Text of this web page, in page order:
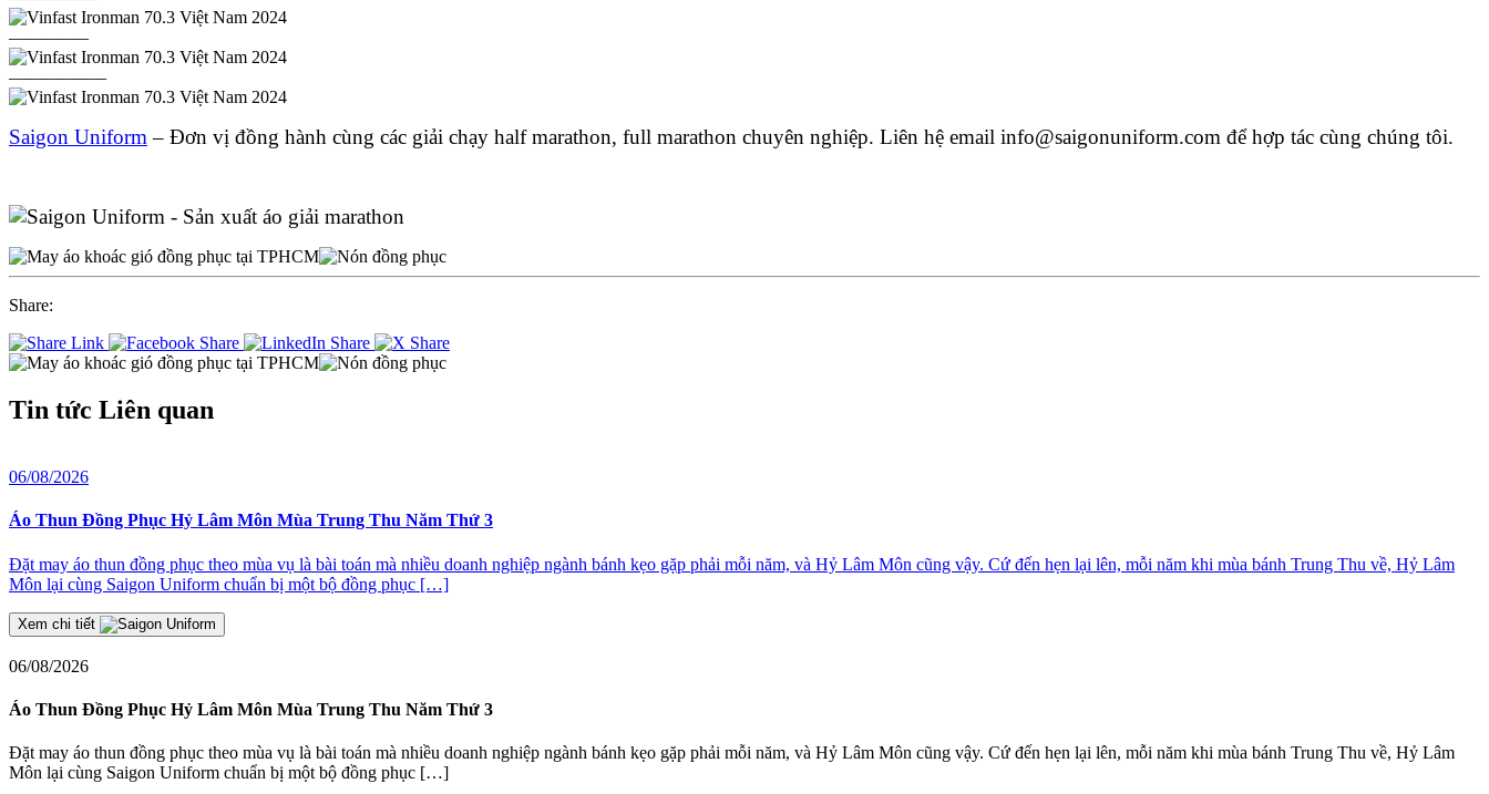
————–
—————–
Saigon Uniform– Đơn vị đồng hành cùng các giải chạy half marathon, full marathon chuyên nghiệp. Liên hệ email info@saigonuniform.com để hợp tác cùng chúng tôi.
Share:
Tin tức Liên quan
06/08/2026
Áo Thun Đồng Phục Hỷ Lâm Môn Mùa Trung Thu Năm Thứ 3
Đặt may áo thun đồng phục theo mùa vụ là bài toán mà nhiều doanh nghiệp ngành bánh kẹo gặp phải mỗi năm, và Hỷ Lâm Môn cũng vậy. Cứ đến hẹn lại lên, mỗi năm khi mùa bánh Trung Thu về, Hỷ Lâm
Môn lại cùng Saigon Uniform chuẩn bị một bộ đồng phục […]
Xem chi tiết
06/08/2026
Áo Thun Đồng Phục Hỷ Lâm Môn Mùa Trung Thu Năm Thứ 3
Đặt may áo thun đồng phục theo mùa vụ là bài toán mà nhiều doanh nghiệp ngành bánh kẹo gặp phải mỗi năm, và Hỷ Lâm Môn cũng vậy. Cứ đến hẹn lại lên, mỗi năm khi mùa bánh Trung Thu về, Hỷ Lâm
Môn lại cùng Saigon Uniform chuẩn bị một bộ đồng phục […]